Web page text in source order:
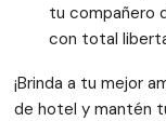
tu compañero
con total
¡Brinda a tu mejor
de hotel y mantén